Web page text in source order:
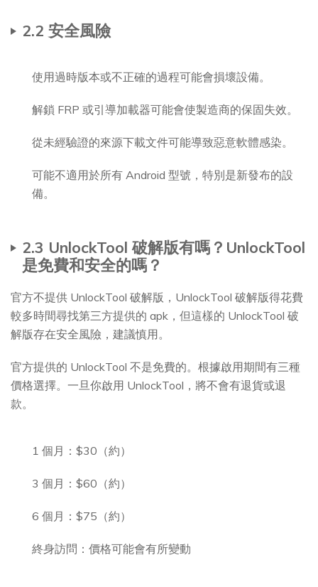
2.2 安全風險
使用過時版本或不正確的過程可能會損壞設備。
解鎖 FRP 或引導加載器可能會使製造商的保固失效。
從未經驗證的來源下載文件可能導致惡意軟體感染。
可能不適用於所有 Android 型號，特別是新發布的設
備。
2.3 UnlockTool 破解版有嗎？UnlockTool
是免費和安全的嗎？
官方不提供 UnlockTool 破解版，UnlockTool 破解版得花費
較多時間尋找第三方提供的 apk，但這樣的 UnlockTool 破
解版存在安全風險，建議慎用。
官方提供的 UnlockTool 不是免費的。根據啟用期間有三種
價格選擇。一旦你啟用 UnlockTool，將不會有退貨或退
款。
1 個月：$30（約）
3 個月：$60（約）
6 個月：$75（約）
終身訪問：價格可能會有所變動